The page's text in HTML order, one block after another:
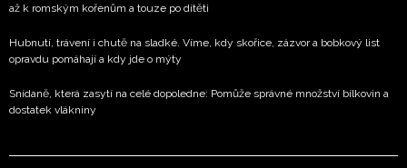
až k romským kořenům a touze po dítěti
Hubnutí, trávení i chutě na sladké. Víme, kdy skořice, zázvor a bobkový list
opravdu pomáhají a kdy jde o mýty
Snídaně, která zasytí na celé dopoledne: Pomůže správné množství bílkovin a
dostatek vlákniny